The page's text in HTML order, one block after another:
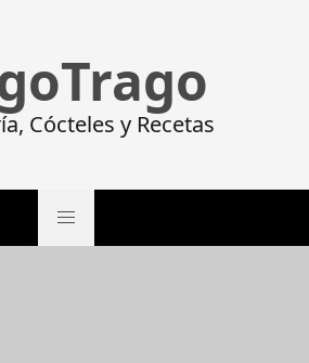
Cócteles y Recetas